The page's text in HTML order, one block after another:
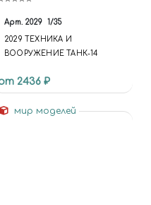
Арт. 2029 1/35
2029 ТЕХНИКА И
ВООРУЖЕНИЕ ТАНК-14
2436 ₽
мир моделей